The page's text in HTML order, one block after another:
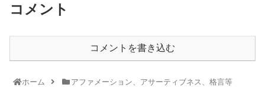
コメント
コメントを書き込む
ホーム アファメーション、アサーティブネス、格言等